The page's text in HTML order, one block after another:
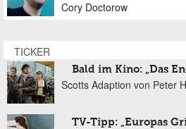
Cory Doctorow
TICKER
Bald im Kino: „Das
Scotts Adaption von Peter
TV-Tipp: „Europas